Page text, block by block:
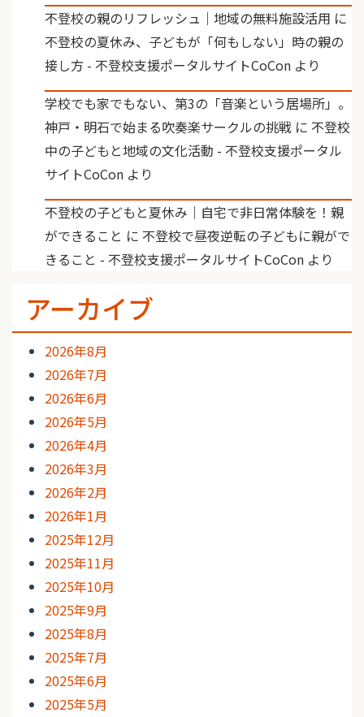
不登校の親のリフレッシュ｜地域の無料施設活用 に
不登校の夏休み、子どもが「何もしない」時の親の
接し方 - 不登校支援ポータルサイトCoCon より
学校でも家でもない、第3の「音楽という居場所」。
神戸・明石で始まる吹奏楽サークルの挑戦 に 不登校
中の子どもと地域の文化活動 - 不登校支援ポータル
サイトCoCon より
不登校の子どもと夏休み｜自宅で非日常体験を！親
ができること に 不登校で昼夜逆転の子どもに親がで
きること - 不登校支援ポータルサイトCoCon より
アーカイブ
2026年8月
2026年7月
2026年6月
2026年5月
2026年4月
2026年3月
2026年2月
2026年1月
2025年12月
2025年11月
2025年10月
2025年9月
2025年8月
2025年7月
2025年6月
2025年5月